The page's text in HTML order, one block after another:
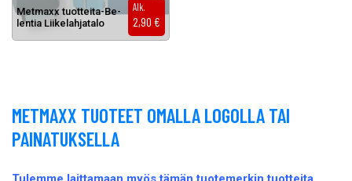
Met­maxx tuot­tei­ta-Be­
len­tia Lii­ke­lah­ja­ta­lo
Alk.
2,90 €
METMAXX TUOTEET OMALLA LOGOLLA TAI
PAINATUKSELLA